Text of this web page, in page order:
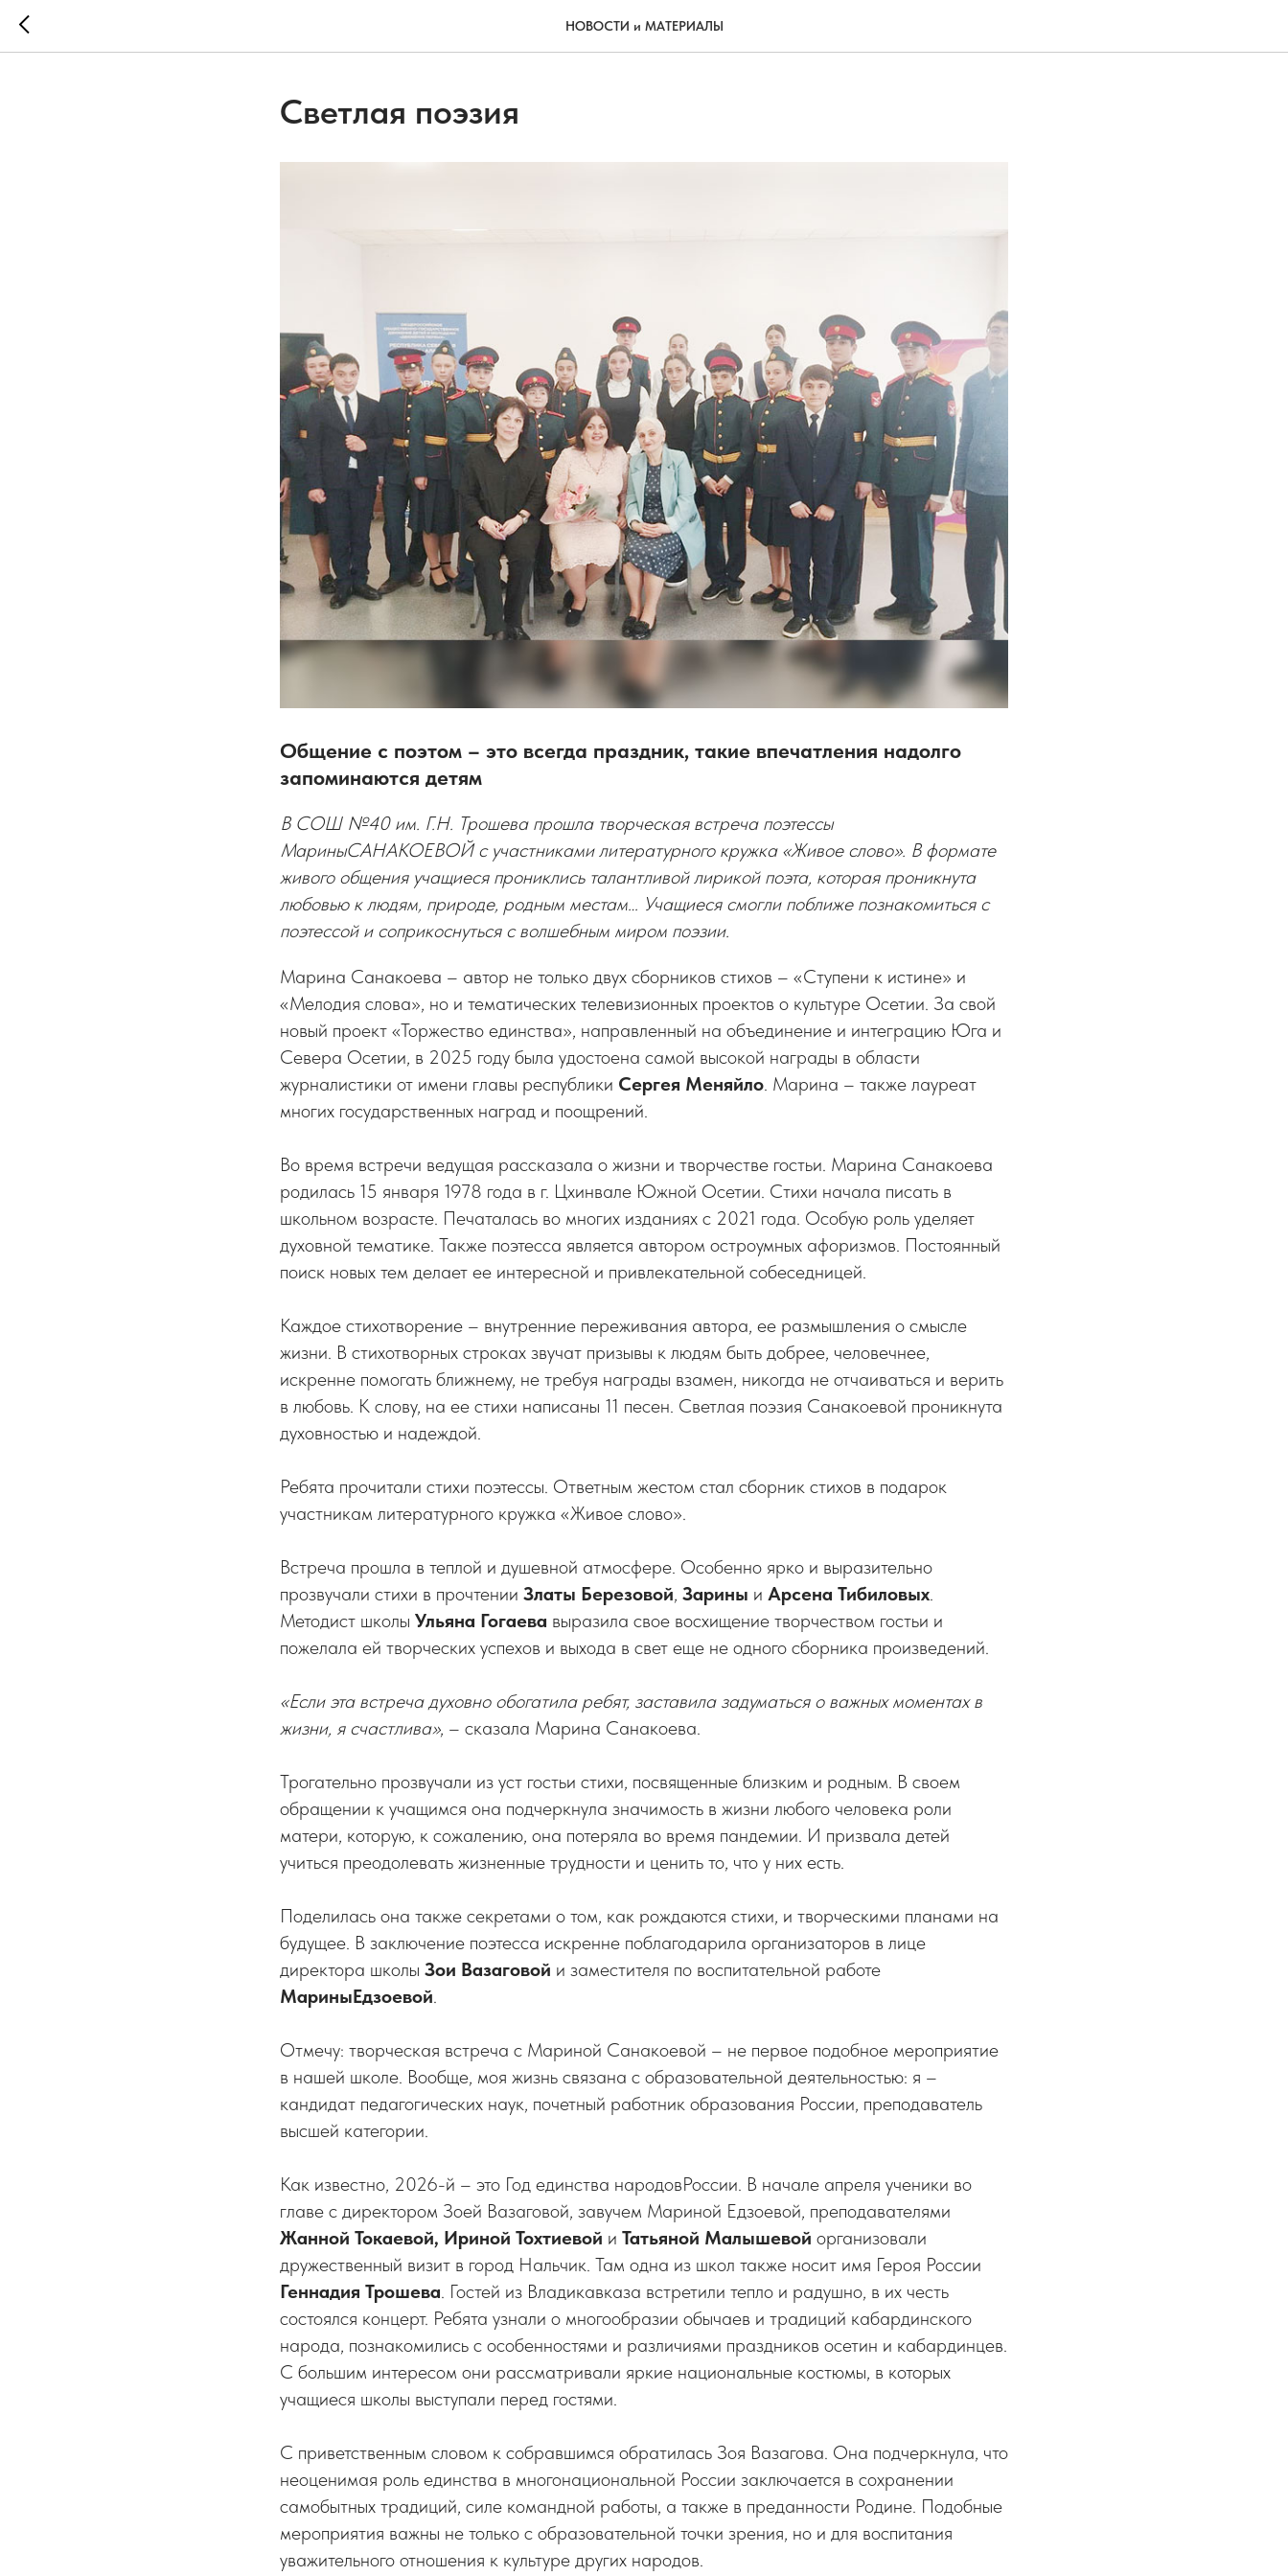
НОВОСТИ и МАТЕРИАЛЫ
Светлая поэзия
Общение с поэтом – это всегда праздник, такие впечатления надолго
запоминаются детям
В СОШ №40 им. Г.Н. Трошева прошла творческая встреча поэтессы
МариныСАНАКОЕВОЙ с участниками литературного кружка «Живое слово». В формате
живого общения учащиеся прониклись талантливой лирикой поэта, которая проникнута
любовью к людям, природе, родным местам… Учащиеся смогли поближе познакомиться с
поэтессой и соприкоснуться с волшебным миром поэзии.
Марина Санакоева – автор не только двух сборников стихов – «Ступени к истине» и
«Мелодия слова», но и тематических телевизионных проектов о культуре Осетии. За свой
новый проект «Торжество единства», направленный на объединение и интеграцию Юга и
Севера Осетии, в 2025 году была удостоена самой высокой награды в области
журналистики от имени главы республики Сергея Меняйло. Марина – также лауреат
многих государственных наград и поощрений.
Во время встречи ведущая рассказала о жизни и творчестве гостьи. Марина Санакоева
родилась 15 января 1978 года в г. Цхинвале Южной Осетии. Стихи начала писать в
школьном возрасте. Печаталась во многих изданиях с 2021 года. Особую роль уделяет
духовной тематике. Также поэтесса является автором остроумных афоризмов. Постоянный
поиск новых тем делает ее интересной и привлекательной собеседницей.
Каждое стихотворение – внутренние переживания автора, ее размышления о смысле
жизни. В стихотворных строках звучат призывы к людям быть добрее, человечнее,
искренне помогать ближнему, не требуя награды взамен, никогда не отчаиваться и верить
в любовь. К слову, на ее стихи написаны 11 песен. Светлая поэзия Санакоевой проникнута
духовностью и надеждой.
Ребята прочитали стихи поэтессы. Ответным жестом стал сборник стихов в подарок
участникам литературного кружка «Живое слово».
Встреча прошла в теплой и душевной атмосфере. Особенно ярко и выразительно
прозвучали стихи в прочтении Златы Березовой, Зарины и Арсена Тибиловых.
Методист школы Ульяна Гогаева выразила свое восхищение творчеством гостьи и
пожелала ей творческих успехов и выхода в свет еще не одного сборника произведений.
«Если эта встреча духовно обогатила ребят, заставила задуматься о важных моментах в
жизни, я счастлива», – сказала Марина Санакоева.
Трогательно прозвучали из уст гостьи стихи, посвященные близким и родным. В своем
обращении к учащимся она подчеркнула значимость в жизни любого человека роли
матери, которую, к сожалению, она потеряла во время пандемии. И призвала детей
учиться преодолевать жизненные трудности и ценить то, что у них есть.
Поделилась она также секретами о том, как рождаются стихи, и творческими планами на
будущее. В заключение поэтесса искренне поблагодарила организаторов в лице
директора школы Зои Вазаговой и заместителя по воспитательной работе
МариныЕдзоевой.
Отмечу: творческая встреча с Мариной Санакоевой – не первое подобное мероприятие
в нашей школе. Вообще, моя жизнь связана с образовательной деятельностью: я –
кандидат педагогических наук, почетный работник образования России, преподаватель
высшей категории.
Как известно, 2026-й – это Год единства народовРоссии. В начале апреля ученики во
главе с директором Зоей Вазаговой, завучем Мариной Едзоевой, преподавателями
Жанной Токаевой, Ириной Тохтиевой и Татьяной Малышевой организовали
дружественный визит в город Нальчик. Там одна из школ также носит имя Героя России
Геннадия Трошева. Гостей из Владикавказа встретили тепло и радушно, в их честь
состоялся концерт. Ребята узнали о многообразии обычаев и традиций кабардинского
народа, познакомились с особенностями и различиями праздников осетин и кабардинцев.
С большим интересом они рассматривали яркие национальные костюмы, в которых
учащиеся школы выступали перед гостями.
С приветственным словом к собравшимся обратилась Зоя Вазагова. Она подчеркнула, что
неоценимая роль единства в многонациональной России заключается в сохранении
самобытных традиций, силе командной работы, а также в преданности Родине. Подобные
мероприятия важны не только с образовательной точки зрения, но и для воспитания
уважительного отношения к культуре других народов.